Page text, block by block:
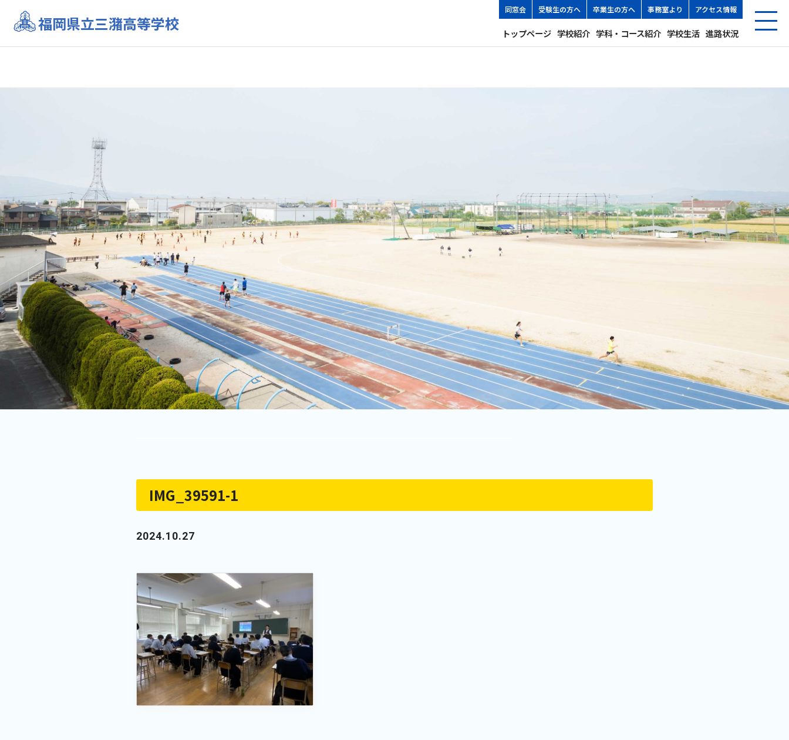
福岡県立三潴高等学校
同窓会 受験生の方へ 卒業生の方へ 事務室より アクセス情報
トップページ 学校紹介 学科・コース紹介 学校生活 進路状況
IMG_39591-1
2024.10.27